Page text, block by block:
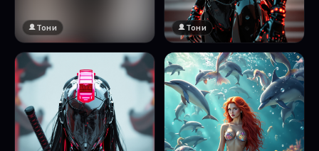
🔞 18+
Натисни за преглед
Тони Тони